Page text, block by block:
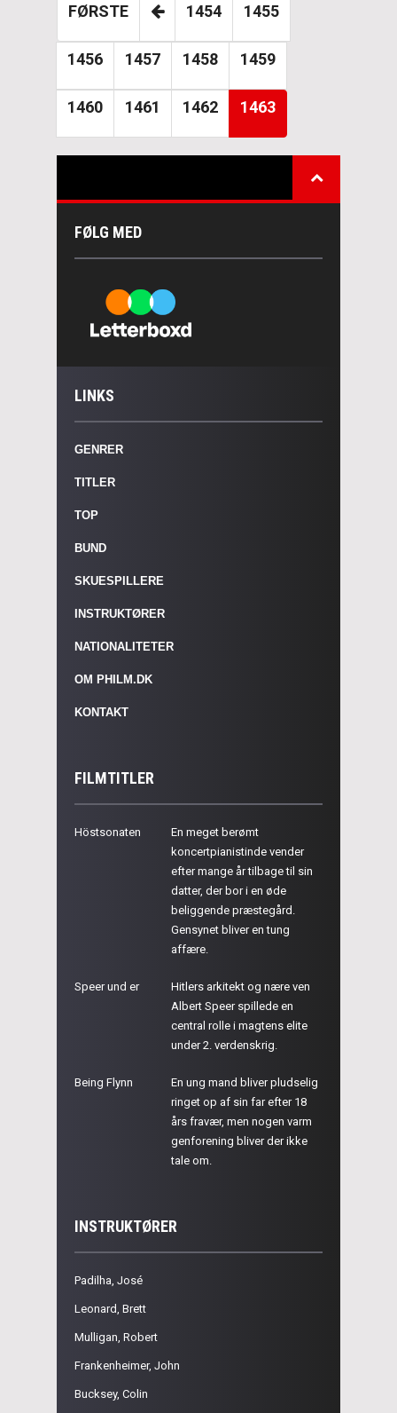
FØRSTE 1454 1455
1456 1457 1458 1459
1460 1461 1462 1463
FØLG MED
LINKS
GENRER
TITLER
TOP
BUND
SKUESPILLERE
INSTRUKTØRER
NATIONALITETER
OM PHILM.DK
KONTAKT
FILMTITLER
Höstsonaten
En meget berømt
koncertpianistinde vender
efter mange år tilbage til sin
datter, der bor i en øde
beliggende præstegård.
Gensynet bliver en tung
affære.
Speer und er
Hitlers arkitekt og nære ven
Albert Speer spillede en
central rolle i magtens elite
under 2. verdenskrig.
Being Flynn
En ung mand bliver pludselig
ringet op af sin far efter 18
års fravær, men nogen varm
genforening bliver der ikke
tale om.
INSTRUKTØRER
Padilha, José
Leonard, Brett
Mulligan, Robert
Frankenheimer, John
Bucksey, Colin